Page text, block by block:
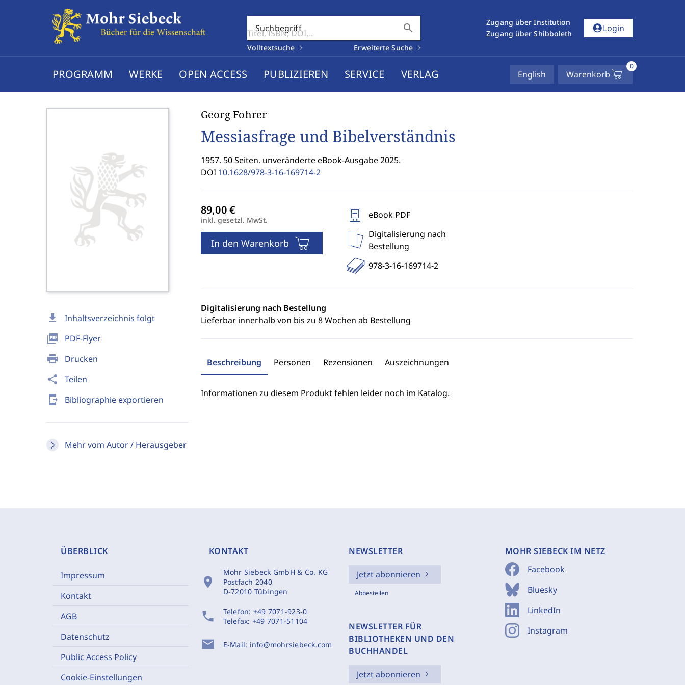
Suchbegriff search
Volltextsuche Erweiterte Suche
Zugang über Institution
Zugang über Shibboleth
account_circleLogin
PROGRAMM WERKE OPEN ACCESS PUBLIZIEREN SERVICE VERLAG English Warenkorb
0
download Inhaltsverzeichnis folgt
picture_as_pdf PDF-Flyer
print Drucken
share Teilen
send_to_mobile Bibliographie exportieren
Mehr vom Autor / Herausgeber
Georg Fohrer
Messiasfrage und Bibelverständnis
1957. 50 Seiten. unveränderte eBook-Ausgabe 2025.
DOI 10.1628/978-3-16-169714-2
inkl. gesetzl. MwSt.
In den Warenkorb
eBook PDF
Digitalisierung nach
Bestellung
978-3-16-169714-2
Digitalisierung nach Bestellung
Lieferbar innerhalb von bis zu 8 Wochen ab Bestellung
Beschreibung Personen Rezensionen Auszeichnungen
Informationen zu diesem Produkt fehlen leider noch im Katalog.
ÜBERBLICK
Impressum
Kontakt
AGB
Datenschutz
Public Access Policy
Cookie-Einstellungen
KONTAKT
location_on
Mohr Siebeck GmbH & Co. KG
Postfach 2040
D-72010 Tübingen
phone Telefon: +49 7071-923-0
Telefax: +49 7071-51104
mail E-Mail: info@mohrsiebeck.com
NEWSLETTER
Jetzt abonnieren
Abbestellen
NEWSLETTER FÜR
BIBLIOTHEKEN UND DEN
BUCHHANDEL
Jetzt abonnieren
MOHR SIEBECK IM NETZ
Facebook
Bluesky
LinkedIn
Instagram